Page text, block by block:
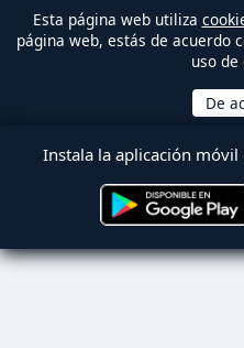
Esta página web utiliza
página web, estás de acuerdo
uso de
Instala la aplicación